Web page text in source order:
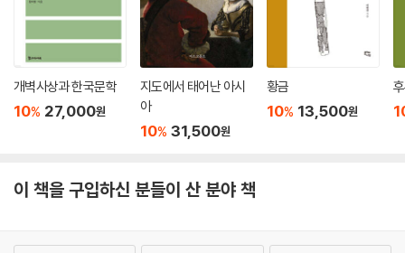
개벽사상과 한국문학
10% 27,000원
지도에서 태어난 아시
아
10% 31,500원
황금
10% 13,500원
이 책을 구입하신 분들이 산 분야 책